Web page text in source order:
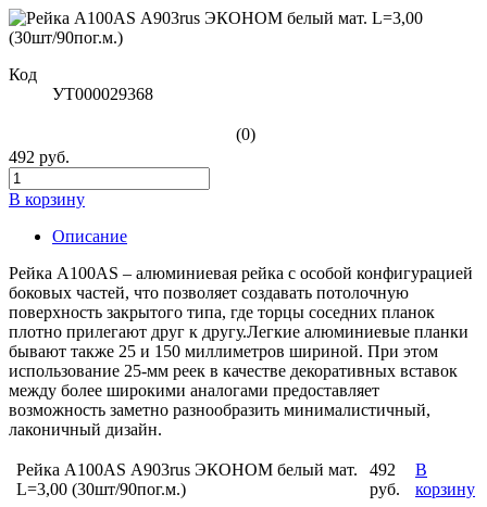
Код
УТ000029368
(0)
492 руб.
В корзину
Описание
Рейка A100AS – алюминиевая рейка с особой конфигурацией
боковых частей, что позволяет создавать потолочную
поверхность закрытого типа, где торцы соседних планок
плотно прилегают друг к другу.Легкие алюминиевые планки
бывают также 25 и 150 миллиметров шириной. При этом
использование 25-мм реек в качестве декоративных вставок
между более широкими аналогами предоставляет
возможность заметно разнообразить минималистичный,
лаконичный дизайн.
Рейка A100AS А903rus ЭКОНОМ белый мат.
L=3,00 (30шт/90пог.м.)
492
руб.
В
корзину